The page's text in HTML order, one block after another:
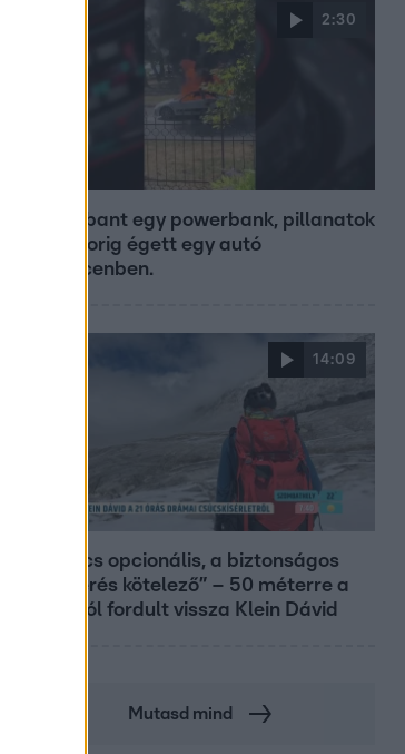
2:30
Felrobbant egy powerbank, pillanatok
alatt porig égett egy autó
Debrecenben.
14:09
„A csúcs opcionális, a biztonságos
hazatérés kötelező” – 50 méterre a
csúcstól fordult vissza Klein Dávid
Mutasd mind